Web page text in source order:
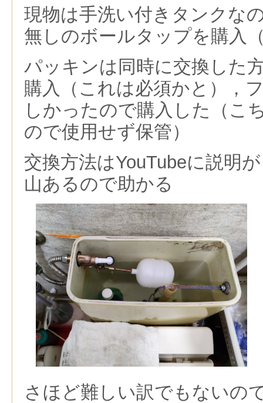
現物は手洗い付きタンクな
無しのボールタップを購入
パッキンは同時に交換した
購入（これは必須かと），
しかったので購入した（こ
ので使用せず保管）
交換方法はYouTubeに説明
山あるので助かる
さほど難しい訳でもないの